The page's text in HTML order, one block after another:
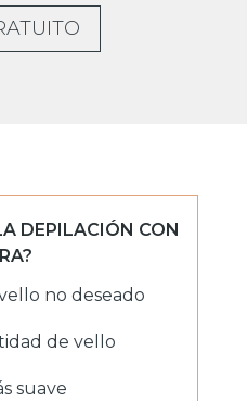
DEPILACIÓN CON
no deseado
de vello
suave